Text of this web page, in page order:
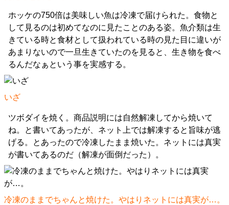
ホッケの750倍は美味しい魚は冷凍で届けられた。食物と
して見るのは初めてなのに見たことのある姿。魚介類は生
きている時と食材として扱われている時の見た目に違いが
あまりないので一旦生きていたのを見ると、生き物を食べ
るんだなぁという事を実感する。
いざ
ツボダイを焼く。商品説明には自然解凍してから焼いて
ね。と書いてあったが、ネット上では解凍すると旨味が逃
げる。とあったので冷凍したまま焼いた。ネットには真実
が書いてあるのだ（解凍が面倒だった）。
冷凍のままでちゃんと焼けた。やはりネットには真実が…。